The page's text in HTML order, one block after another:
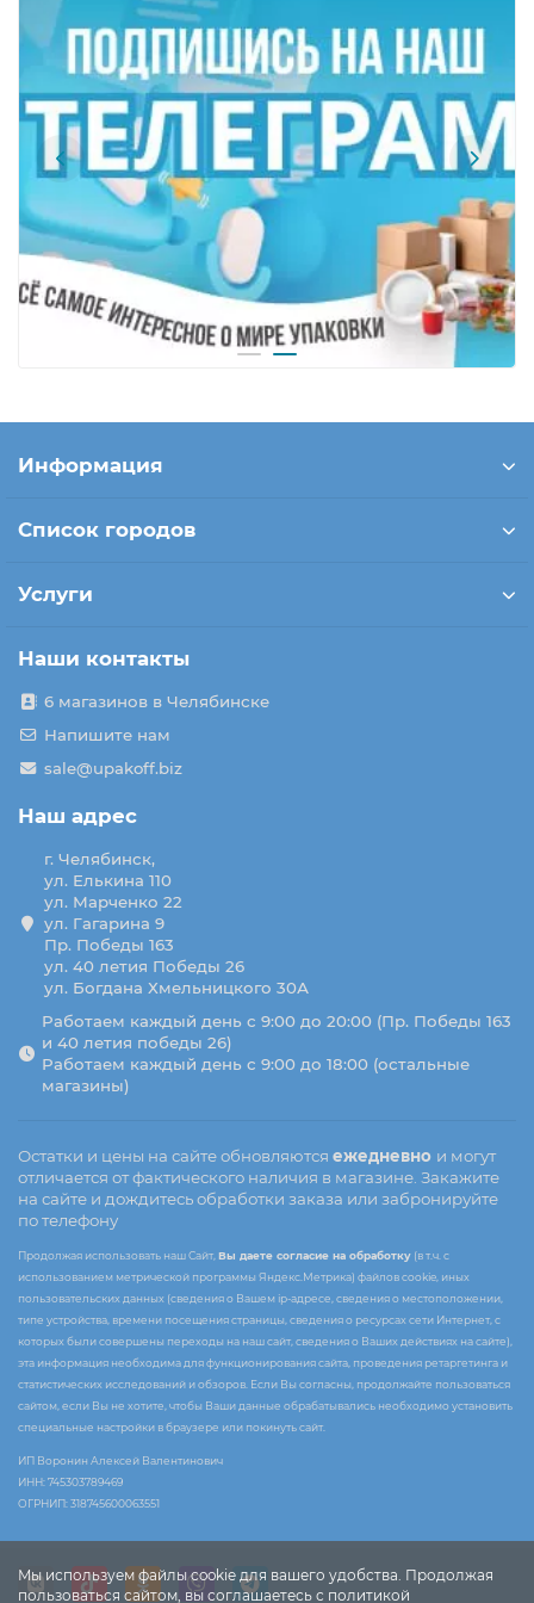
Мы используем файлы cookie для вашего удобства. Продолжая
пользоваться сайтом, вы соглашаетесь с политикой
Информация
Список городов
Услуги
Наши контакты
6 магазинов в Челябинске
Напишите нам
sale@upakoff.biz
Наш адрес
г. Челябинск,
ул. Елькина 110
ул. Марченко 22
ул. Гагарина 9
Пр. Победы 163
ул. 40 летия Победы 26
ул. Богдана Хмельницкого 30А
Работаем каждый день с 9:00 до 20:00 (Пр. Победы 163
и 40 летия победы 26)
Работаем каждый день с 9:00 до 18:00 (остальные
магазины)
Остатки и цены на сайте обновляются ежедневно и могут
отличается от фактического наличия в магазине. Закажите
на сайте и дождитесь обработки заказа или забронируйте
по телефону
Продолжая использовать наш Сайт, Вы даете согласие на обработку (в т.ч. с
использованием метрической программы Яндекс.Метрика) файлов cookie, иных
пользовательских данных (сведения о Вашем ip-адресе, сведения о местоположении,
типе устройства, времени посещения страницы, сведения о ресурсах сети Интернет, с
которых были совершены переходы на наш сайт, сведения о Ваших действиях на сайте),
эта информация необходима для функционирования сайта, проведения ретаргетинга и
статистических исследований и обзоров. Если Вы согласны, продолжайте пользоваться
сайтом, если Вы не хотите, чтобы Ваши данные обрабатывались необходимо установить
специальные настройки в браузере или покинуть сайт.
ИП Воронин Алексей Валентинович
ИНН: 745303789469
ОГРНИП: 318745600063551